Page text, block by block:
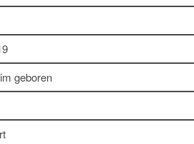
geboren